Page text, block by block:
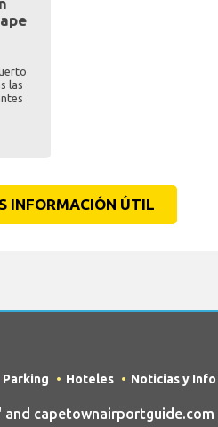
las
INFORMACIÓN ÚTIL
Parking Hoteles Noticias y Info